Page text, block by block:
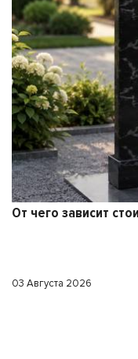
От чего зависит
03 Августа 2026